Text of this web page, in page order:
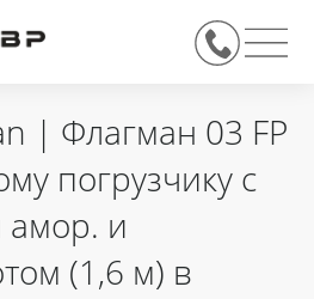
| Флагман 03 FP
погрузчику с
и
(1,6 м) в